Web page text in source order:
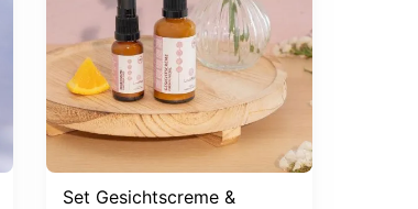
Set Gesichtscreme &